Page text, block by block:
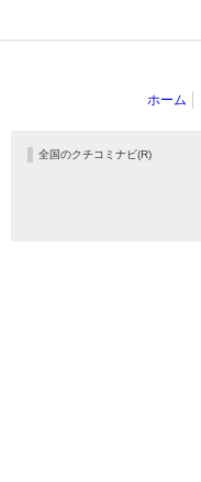
ホーム
全国のクチコミナビ(R)